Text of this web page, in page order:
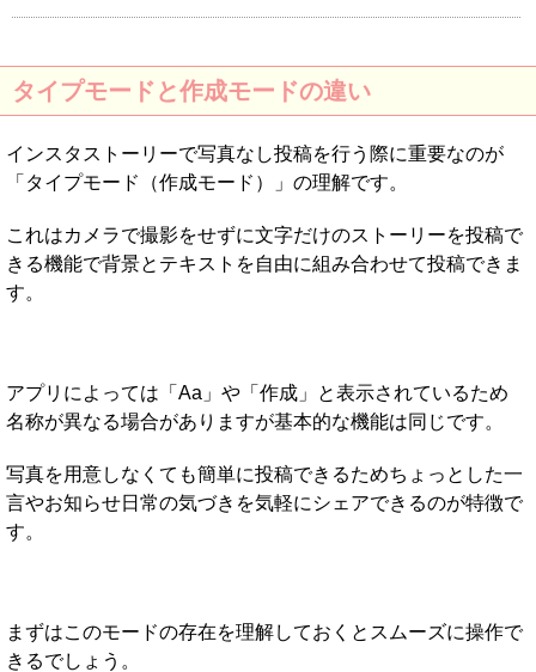
タイプモードと作成モードの違い
インスタストーリーで写真なし投稿を行う際に重要なのが
「タイプモード（作成モード）」の理解です。
これはカメラで撮影をせずに文字だけのストーリーを投稿で
きる機能で背景とテキストを自由に組み合わせて投稿できま
す。
アプリによっては「Aa」や「作成」と表示されているため
名称が異なる場合がありますが基本的な機能は同じです。
写真を用意しなくても簡単に投稿できるためちょっとした一
言やお知らせ日常の気づきを気軽にシェアできるのが特徴で
す。
まずはこのモードの存在を理解しておくとスムーズに操作で
きるでしょう。